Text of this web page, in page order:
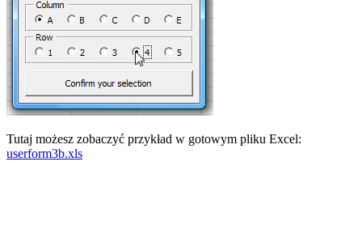
Tutaj możesz zobaczyć przykład w gotowym pliku Excel:
userform3b.xls